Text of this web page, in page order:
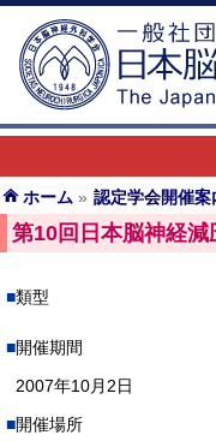
ホーム » 認定学会開催案
第10回日本脳神経減
類型
開催期間
2007年10月2日
開催場所